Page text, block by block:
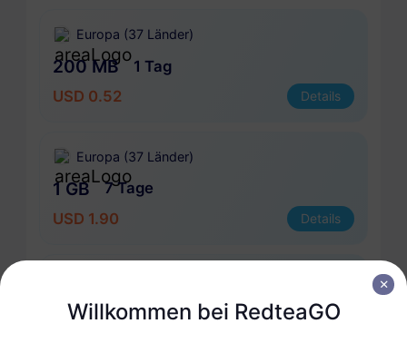
Europa (37 Länder)
200 MB
1 Tag
USD 0.52
Details
Europa (37 Länder)
1 GB
7 Tage
USD 1.90
Details
1 GB
30 Tage
Willkommen bei RedteaGO